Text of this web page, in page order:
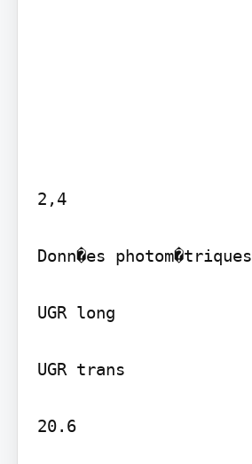
2,4
Donn�es photom�triques
UGR long
UGR trans
20.6